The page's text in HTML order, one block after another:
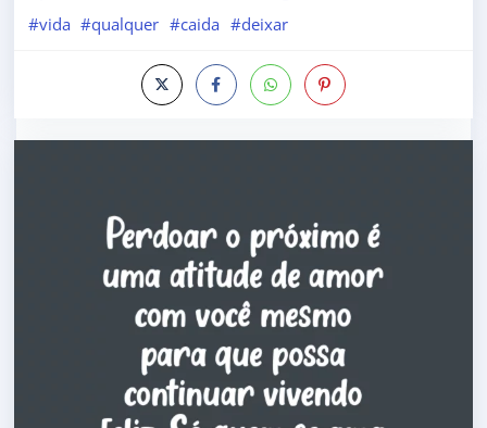
#vida #qualquer #caida #deixar